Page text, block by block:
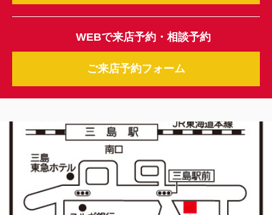
WEBで来店予約・相談予約
ご来店予約フォーム